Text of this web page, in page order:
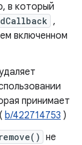
в который
,
включенном
принимает
b/422714753 )
не